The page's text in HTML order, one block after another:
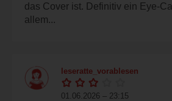
das Cover ist. Definitiv ein Eye-
allem...
leseratte_vorablesen
01.06.2026 – 23:15